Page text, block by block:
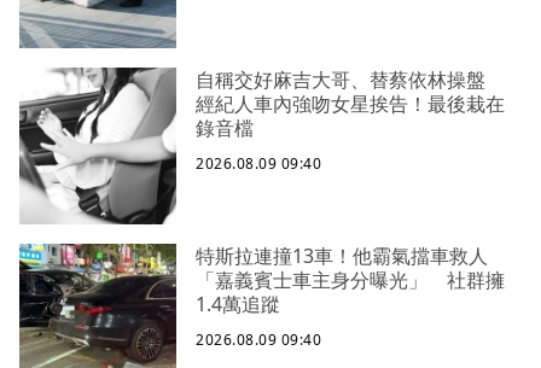
自稱交好麻吉大哥、替蔡依林操盤
經紀人車內強吻女星挨告！最後栽在
錄音檔
2026.08.09 09:40
特斯拉連撞13車！他霸氣擋車救人
「嘉義賓士車主身分曝光」 社群擁
1.4萬追蹤
2026.08.09 09:40